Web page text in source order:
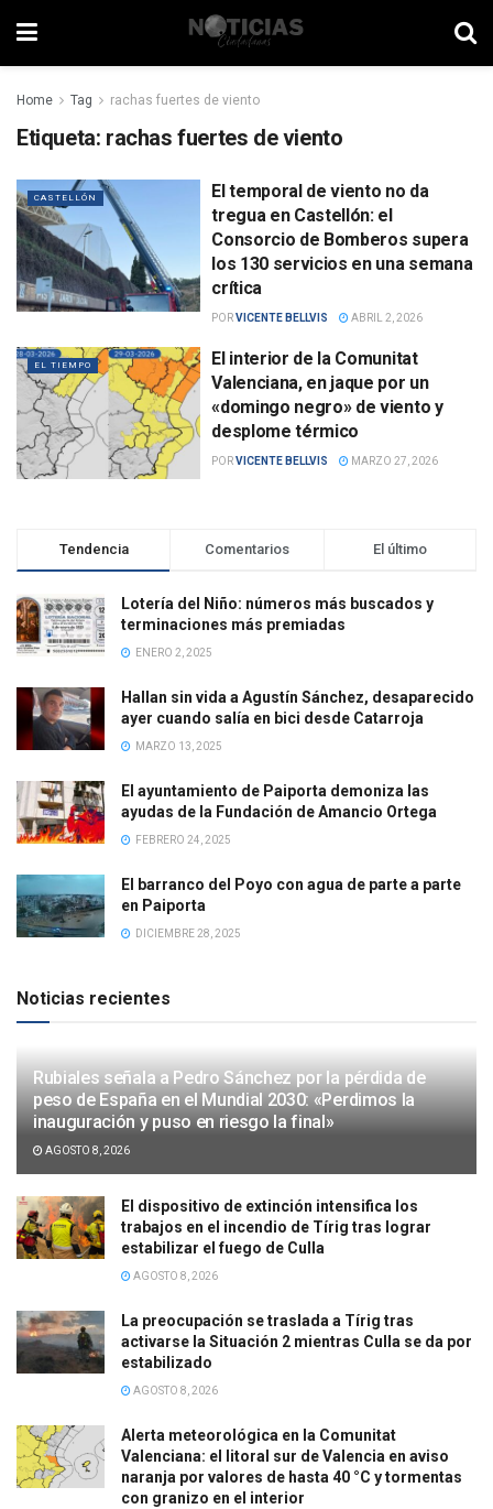
Home Tag rachas fuertes de viento
Etiqueta: rachas fuertes de viento
CASTELLÓN
El temporal de viento no da
tregua en Castellón: el
Consorcio de Bomberos supera
los 130 servicios en una semana
crítica
PORVICENTE BELLVIS ABRIL 2, 2026
EL TIEMPO
El interior de la Comunitat
Valenciana, en jaque por un
«domingo negro» de viento y
desplome térmico
PORVICENTE BELLVIS MARZO 27, 2026
Tendencia Comentarios El último
Lotería del Niño: números más buscados y
terminaciones más premiadas
ENERO 2, 2025
Hallan sin vida a Agustín Sánchez, desaparecido
ayer cuando salía en bici desde Catarroja
MARZO 13, 2025
El ayuntamiento de Paiporta demoniza las
ayudas de la Fundación de Amancio Ortega
FEBRERO 24, 2025
El barranco del Poyo con agua de parte a parte
en Paiporta
DICIEMBRE 28, 2025
Noticias recientes
Rubiales señala a Pedro Sánchez por la pérdida de
peso de España en el Mundial 2030: «Perdimos la
inauguración y puso en riesgo la final»
AGOSTO 8, 2026
El dispositivo de extinción intensifica los
trabajos en el incendio de Tírig tras lograr
estabilizar el fuego de Culla
AGOSTO 8, 2026
La preocupación se traslada a Tírig tras
activarse la Situación 2 mientras Culla se da por
estabilizado
AGOSTO 8, 2026
Alerta meteorológica en la Comunitat
Valenciana: el litoral sur de Valencia en aviso
naranja por valores de hasta 40 °C y tormentas
con granizo en el interior